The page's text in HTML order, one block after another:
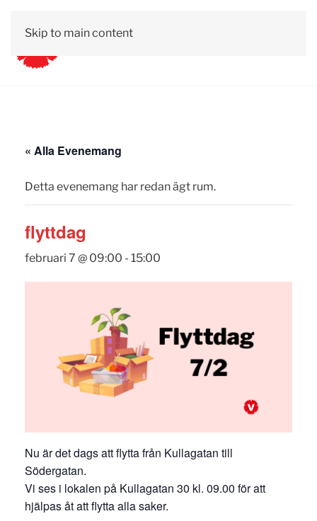
Skip to main content
« Alla Evenemang
Detta evenemang har redan ägt rum.
flyttdag
februari 7 @ 09:00 - 15:00
Nu är det dags att flytta från Kullagatan till
Södergatan.
Vi ses i lokalen på Kullagatan 30 kl. 09.00 för att
hjälpas åt att flytta alla saker.